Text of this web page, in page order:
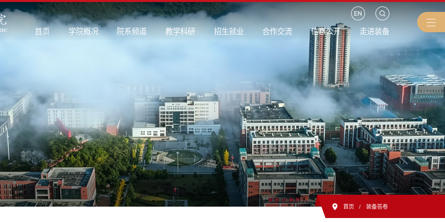
首页 学院概况 院系频道 教学科研 招生就业 合作交流 信息公开 走进装备
首页 / 装备答卷